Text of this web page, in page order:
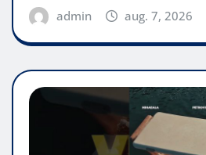
admin aug. 7, 2026